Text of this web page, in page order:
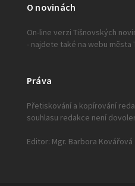
O novinách
On-line verzi Tišnovských
- najdete také na webu města
Práva
Přetiskování a kopírování
souhlasu redakce není
Editor: Mgr. Barbora Kovářová